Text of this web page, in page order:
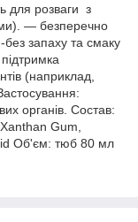
для розваги з
— безперечно
запаху та смаку
(наприклад,
органів. Состав:
Gum,
Об'єм: тюб 80 мл